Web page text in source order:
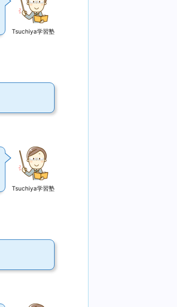
Tsuchiya学習塾
Tsuchiya学習塾